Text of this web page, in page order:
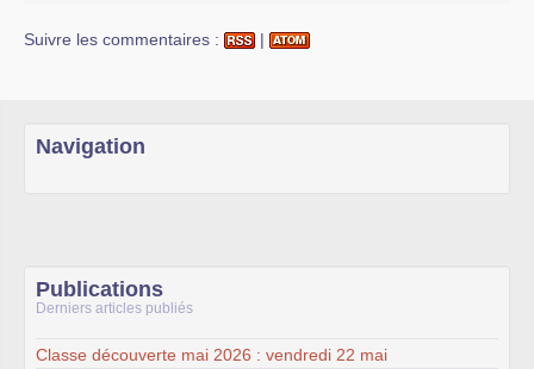
Suivre les commentaires : |
Navigation
Publications
Derniers articles publiés
Classe découverte mai 2026 : vendredi 22 mai